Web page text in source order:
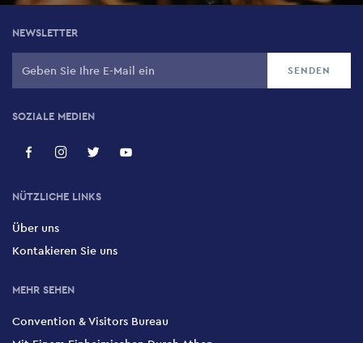
NEWSLETTER
SOZIALE MEDIEN
NÜTZLICHE LINKS
Über uns
Kontakieren Sie uns
MEHR SEHEN
Convention & Visitors Bureau